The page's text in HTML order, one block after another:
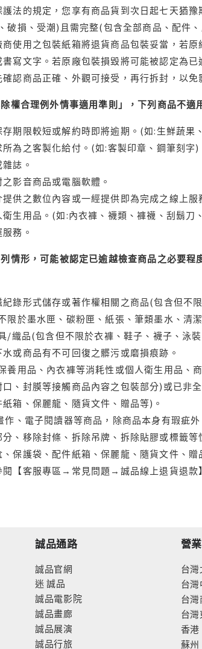
法的規定，您享有商品貨到次日起七天猶
破損、受潮)且需完整(包含全部商品、配件
使用之包裝紙箱將退貨商品包裝妥當，若
書寫文字。若原廠包裝損毀將可能被認定為
認商品正確、外觀可接受，再行拆封，以
權合理例外情事適用準則」，下列商品不適
期限較短或解約時即將逾期。(如:生鮮蔬果
為之客製化給付。(如:客製印章、鋼筆刻字)
誌。
影音商品或電腦軟體。
供之數位內容或一經提供即為完成之線上
衛生用品。(如:內衣褲、襪類、褲襪、刮鬍刀
務。
情形，可能被認定已逾越檢查商品之必要
錄形式儲存或著作權相關之商品(包含但不
限於墨水匣、碳粉匣、紙張、筆類墨水、清
/織品(包含但不限於衣褲、鞋子、襪子、泳
或商品有不可回復之髒污或磨損痕跡。
養用品、內衣褲等消耗性或個人衛生用品、
口、封膜等接觸商品內容之包裝部分)或已非
箱、保麗龍、隨貨文件、贈品等)。
作、電子閱讀器等商品，除商品本身有瑕疵
分、移除封條、拆除吊牌、拆除貼膠或標籤
保護袋、配件紙箱、保麗龍、隨貨文件、贈
閱【客服專區→常見問題→誠品線上退貨退款
誠品通路
誠品官網
迷 誠品
誠品電影院
誠品畫廊
誠品展演
誠品行旅
營
台灣
台灣
台灣
台灣
香港
蘇州